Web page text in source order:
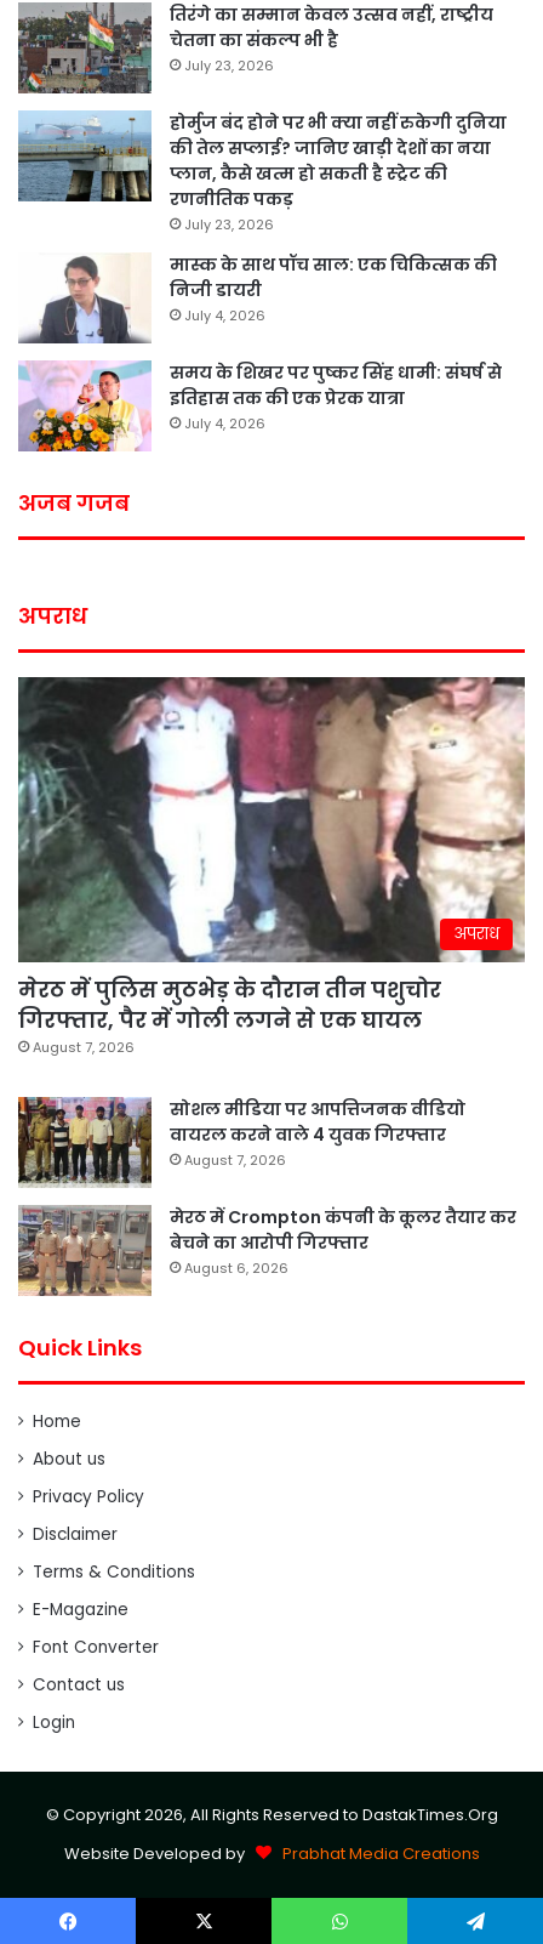
तिरंगे का सम्मान केवल उत्सव नहीं, राष्ट्रीय
चेतना का संकल्प भी है
July 23, 2026
होर्मुज बंद होने पर भी क्या नहीं रुकेगी दुनिया
की तेल सप्लाई? जानिए खाड़ी देशों का नया
प्लान, कैसे खत्म हो सकती है स्ट्रेट की
रणनीतिक पकड़
July 23, 2026
मास्क के साथ पॉच साल: एक चिकित्सक की
निजी डायरी
July 4, 2026
समय के शिखर पर पुष्कर सिंह धामी: संघर्ष से
इतिहास तक की एक प्रेरक यात्रा
July 4, 2026
अजब गजब
अपराध
अपराध
मेरठ में पुलिस मुठभेड़ के दौरान तीन पशुचोर
गिरफ्तार, पैर में गोली लगने से एक घायल
August 7, 2026
सोशल मीडिया पर आपत्तिजनक वीडियो
वायरल करने वाले 4 युवक गिरफ्तार
August 7, 2026
मेरठ में Crompton कंपनी के कूलर तैयार कर
बेचने का आरोपी गिरफ्तार
August 6, 2026
Quick Links
Home
About us
Privacy Policy
Disclaimer
Terms & Conditions
E-Magazine
Font Converter
Contact us
Login
© Copyright 2026, All Rights Reserved to DastakTimes.Org
Website Developed by
Prabhat Media Creations